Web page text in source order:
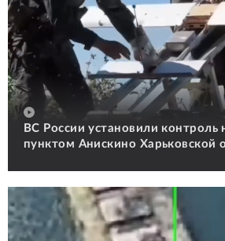
ВС России установили контроль
пунктом Анискино Харьковской